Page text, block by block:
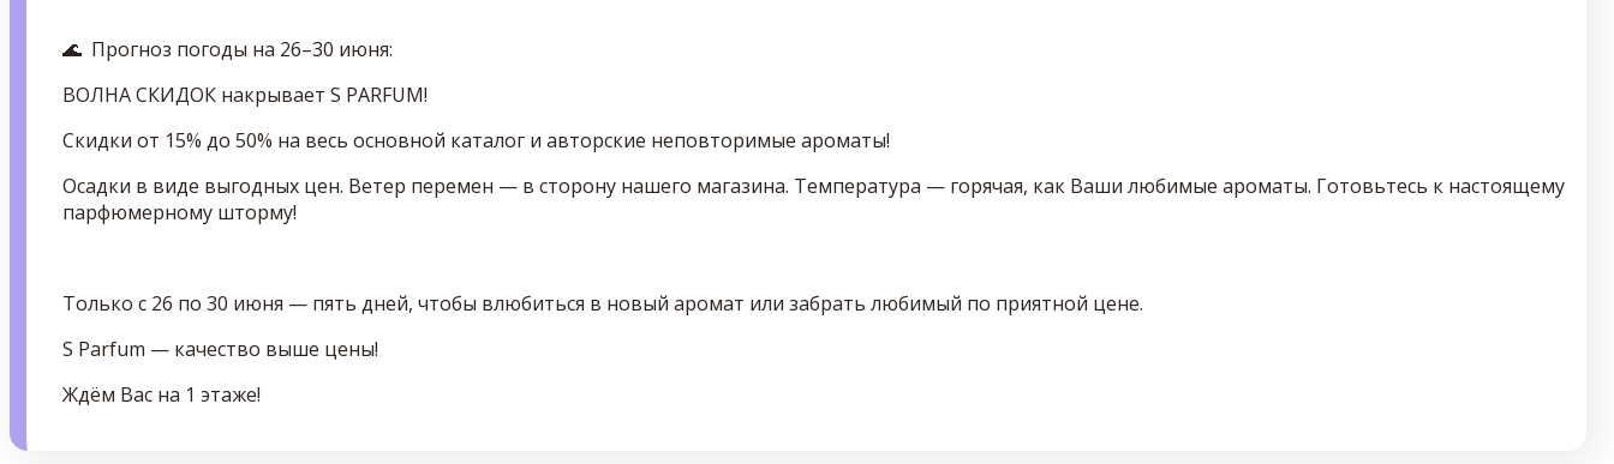
🌊 Прогноз погоды на 26–30 июня:
ВОЛНА СКИДОК накрывает S PARFUM!
Скидки от 15% до 50% на весь основной каталог и авторские неповторимые ароматы!
Осадки в виде выгодных цен. Ветер перемен — в сторону нашего магазина. Температура — горячая, как Ваши любимые ароматы. Готовьтесь к настоящему
парфюмерному шторму!
Только с 26 по 30 июня — пять дней, чтобы влюбиться в новый аромат или забрать любимый по приятной цене.
S Parfum — качество выше цены!
Ждём Вас на 1 этаже!